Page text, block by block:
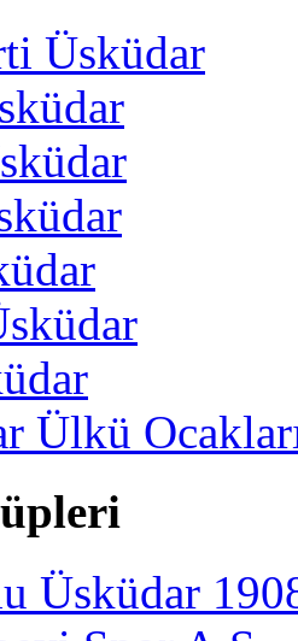
Üsküdar
Ülkü
Üsküdar